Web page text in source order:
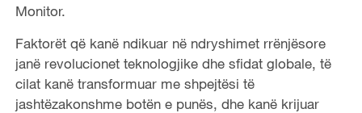
Monitor.
Faktorët që kanë ndikuar në ndryshimet rrënjësore
janë revolucionet teknologjike dhe sfidat globale, të
cilat kanë transformuar me shpejtësi të
jashtëzakonshme botën e punës, dhe kanë krijuar